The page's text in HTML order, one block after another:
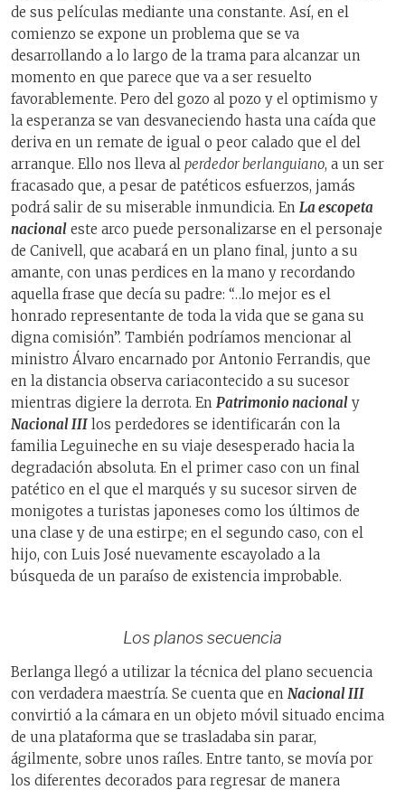
de sus películas mediante una constante. Así, en el
comienzo se expone un problema que se va
desarrollando a lo largo de la trama para alcanzar un
momento en que parece que va a ser resuelto
favorablemente. Pero del gozo al pozo y el optimismo y
la esperanza se van desvaneciendo hasta una caída que
deriva en un remate de igual o peor calado que el del
arranque. Ello nos lleva al perdedor berlanguiano, a un ser
fracasado que, a pesar de patéticos esfuerzos, jamás
podrá salir de su miserable inmundicia. En La escopeta
nacional este arco puede personalizarse en el personaje
de Canivell, que acabará en un plano final, junto a su
amante, con unas perdices en la mano y recordando
aquella frase que decía su padre: “…lo mejor es el
honrado representante de toda la vida que se gana su
digna comisión”. También podríamos mencionar al
ministro Álvaro encarnado por Antonio Ferrandis, que
en la distancia observa cariacontecido a su sucesor
mientras digiere la derrota. En Patrimonio nacional y
Nacional III los perdedores se identificarán con la
familia Leguineche en su viaje desesperado hacia la
degradación absoluta. En el primer caso con un final
patético en el que el marqués y su sucesor sirven de
monigotes a turistas japoneses como los últimos de
una clase y de una estirpe; en el segundo caso, con el
hijo, con Luis José nuevamente escayolado a la
búsqueda de un paraíso de existencia improbable.
Los planos secuencia
Berlanga llegó a utilizar la técnica del plano secuencia
con verdadera maestría. Se cuenta que en Nacional III
convirtió a la cámara en un objeto móvil situado encima
de una plataforma que se trasladaba sin parar,
ágilmente, sobre unos raíles. Entre tanto, se movía por
los diferentes decorados para regresar de manera